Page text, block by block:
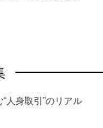
人身取引”のリアル